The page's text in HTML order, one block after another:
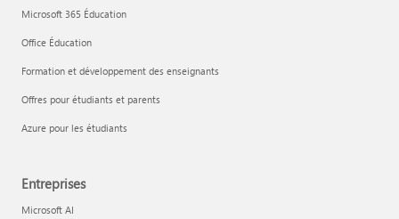
Microsoft 365 Éducation
Office Éducation
Formation et développement des enseignants
Offres pour étudiants et parents
Azure pour les étudiants
Entreprises
Microsoft AI